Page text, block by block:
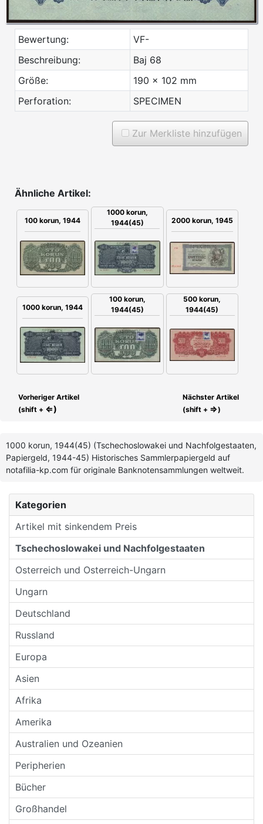
Kategorien
Artikel mit sinkendem Preis
Tschechoslowakei und Nachfolgestaaten
Osterreich und Osterreich-Ungarn
Ungarn
Deutschland
Russland
Europa
Asien
Afrika
Amerika
Australien und Ozeanien
Peripherien
Bücher
Großhandel
Bewertung:
VF-
Beschreibung:
Baj 68
Größe:
190 x 102 mm
Perforation:
SPECIMEN
Zur Merkliste hinzufügen
Ähnliche Artikel:
100 korun, 1944
1000 korun,
1944(45)
2000 korun, 1945
1000 korun, 1944
100 korun,
1944(45)
500 korun,
1944(45)
Vorheriger Artikel
(shift + ⇐)
Nächster Artikel
(shift + ⇒)
1000 korun, 1944(45) (Tschechoslowakei und Nachfolgestaaten,
Papiergeld, 1944-45) Historisches Sammlerpapiergeld auf
notafilia-kp.com für originale Banknotensammlungen weltweit.